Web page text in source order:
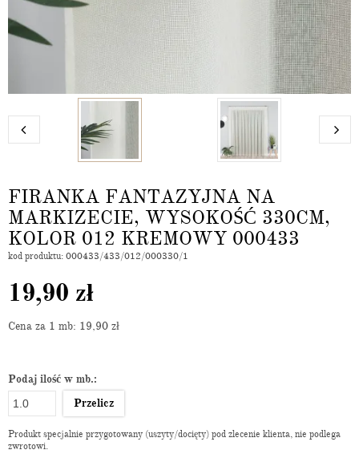
FIRANKA FANTAZYJNA NA
MARKIZECIE, WYSOKOŚĆ 330CM,
KOLOR 012 KREMOWY 000433
kod produktu: 000433/433/012/000330/1
19,90 zł
Cena za 1 mb: 19,90 zł
Podaj ilość w mb.:
Przelicz
Produkt specjalnie przygotowany (uszyty/docięty) pod zlecenie klienta, nie podlega
zwrotowi.